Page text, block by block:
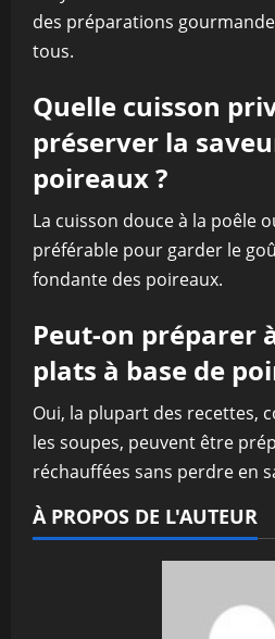
des préparations
tous.
Quelle cuisson
préserver la
poireaux ?
La cuisson douce à la poêle
préférable pour garder le
fondante des poireaux.
Peut-on préparer
plats à base de
Oui, la plupart des recettes,
les soupes, peuvent être
réchauffées sans perdre en
À PROPOS DE L'AUTEUR